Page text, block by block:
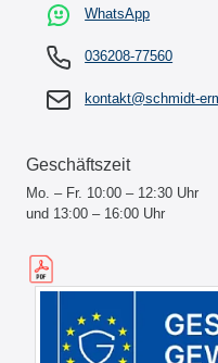
WhatsApp
036208-77560
kontakt@schmidt-
Geschäftszeit
Mo. – Fr. 10:00 – 12:30 Uhr
und 13:00 – 16:00 Uhr